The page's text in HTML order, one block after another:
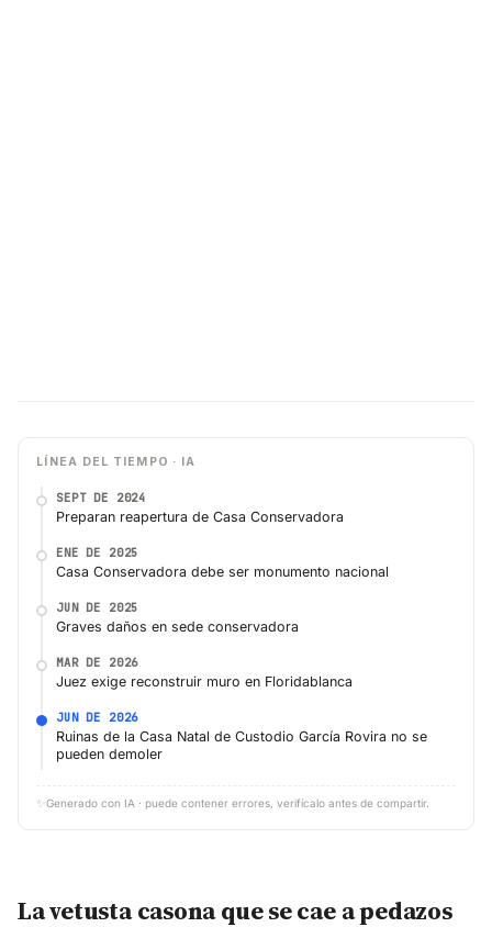
LÍNEA DEL TIEMPO · IA
SEPT DE 2024
Preparan reapertura de Casa Conservadora
ENE DE 2025
Casa Conservadora debe ser monumento nacional
JUN DE 2025
Graves daños en sede conservadora
MAR DE 2026
Juez exige reconstruir muro en Floridablanca
JUN DE 2026
Ruinas de la Casa Natal de Custodio García Rovira no se
pueden demoler
✨ Generado con IA · puede contener errores, verifícalo antes de compartir.
La vetusta casona que se cae a pedazos